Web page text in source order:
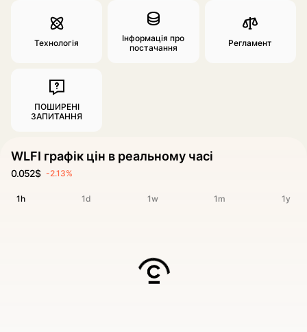
Технологія
Інформація про
постачання
Регламент
ПОШИРЕНІ
ЗАПИТАННЯ
WLFI графік цін в реальному часі
0.052$ -2.13%
1h 1d 1w 1m 1y